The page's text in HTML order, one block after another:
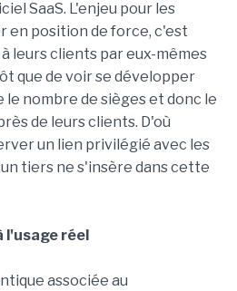
SaaS. L'enjeu pour les
en position de force, c'est
leurs clients par eux-mêmes
que de voir se développer
le nombre de sièges et donc le
de leurs clients. D'où
un lien privilégié avec les
tiers ne s'insère dans cette
l'usage réel
associée au